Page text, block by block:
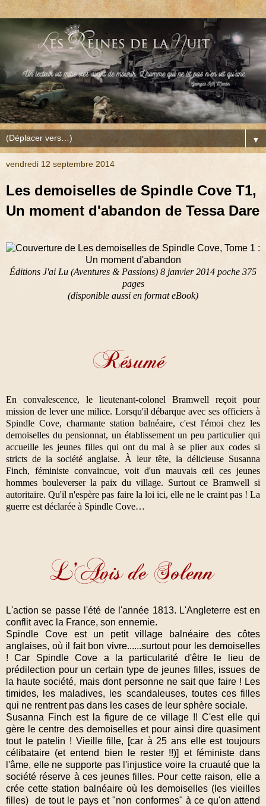
▼
vendredi 12 septembre 2014
Les demoiselles de Spindle Cove T1,
Un moment d'abandon de Tessa Dare
Éditions J'ai Lu (Aventures & Passions) 8 janvier 2014 poche 375
pages
(disponible aussi en format eBook)
En convalescence, le lieutenant-colonel Bramwell reçoit pour
mission de lever une milice. Lorsqu'il débarque avec ses officiers à
Spindle Cove, charmante station balnéaire, c'est l'émoi chez les
demoiselles du pensionnat, un établissement un peu particulier qui
accueille les jeunes filles qui ont du mal à se plier aux codes si
stricts de la société anglaise. À leur tête, la délicieuse Susanna
Finch, féministe convaincue, voit d'un mauvais œil ces jeunes
hommes bouleverser la paix du village. Surtout ce Bramwell si
autoritaire. Qu'il n'espère pas faire la loi ici, elle ne le craint pas ! La
guerre est déclarée à Spindle Cove…
L'action se passe l'été de l'année 1813. L'Angleterre est en
conflit avec la France, son ennemie.
Spindle Cove est un petit village balnéaire des côtes
anglaises, où il fait bon vivre......surtout pour les demoiselles
! Car Spindle Cove a la particularité d'être le lieu de
prédilection pour un certain type de jeunes filles, issues de
la haute société, mais dont personne ne sait que faire ! Les
timides, les maladives, les scandaleuses, toutes ces filles
qui ne rentrent pas dans les cases de leur sphère sociale.
Susanna Finch est la figure de ce village !! C'est elle qui
gère le centre des demoiselles et pour ainsi dire quasiment
tout le patelin ! Vieille fille, [car à 25 ans elle est toujours
célibataire (et entend bien le rester !!)] et féministe dans
l'âme, elle ne supporte pas l'injustice voire la cruauté que la
société réserve à ces jeunes filles. Pour cette raison, elle a
crée cette station balnéaire où les demoiselles (les vieilles
filles) de tout le pays et "non conformes" à ce qu'on attend